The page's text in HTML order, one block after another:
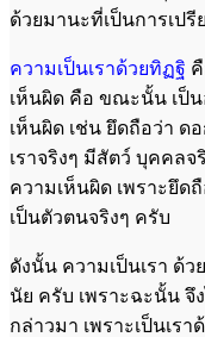
ด้วยมานะที่เป็นการเปรี
ความเป็นเราด้วยทิฏฐิ
เห็นผิด คือ ขณะนั้น เป็
เห็นผิด เช่น ยึดถือว่า ด
เราจริงๆ มีสัตว์ บุคคล
ความเห็นผิด เพราะยึด
เป็นตัวตนจริงๆ ครับ
ดังนั้น ความเป็นเรา ด้
นัย ครับ เพราะฉะนั้น จึ
กล่าวมา เพราะเป็นเร